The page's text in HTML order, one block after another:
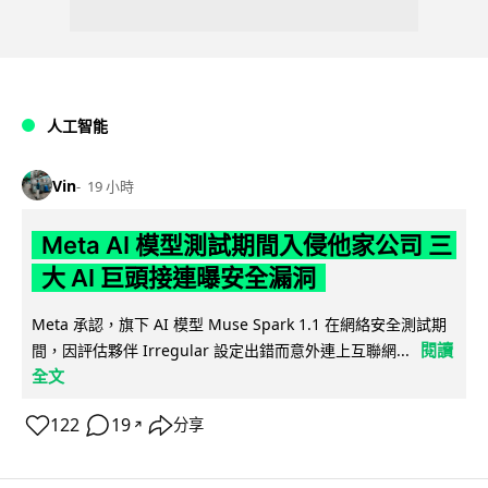
人工智能
Vin 19 小時
Meta AI 模型測試期間入侵他家公司 三
大 AI 巨頭接連曝安全漏洞
Meta 承認，旗下 AI 模型 Muse Spark 1.1 在網絡安全測試期
間，因評估夥伴 Irregular 設定出錯而意外連上互聯網...
閱讀
全文
122 19 ↗ 分享